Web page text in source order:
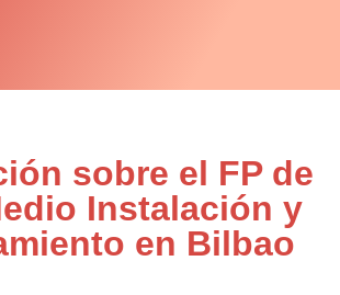
sobre el FP de
Instalación y
en Bilbao